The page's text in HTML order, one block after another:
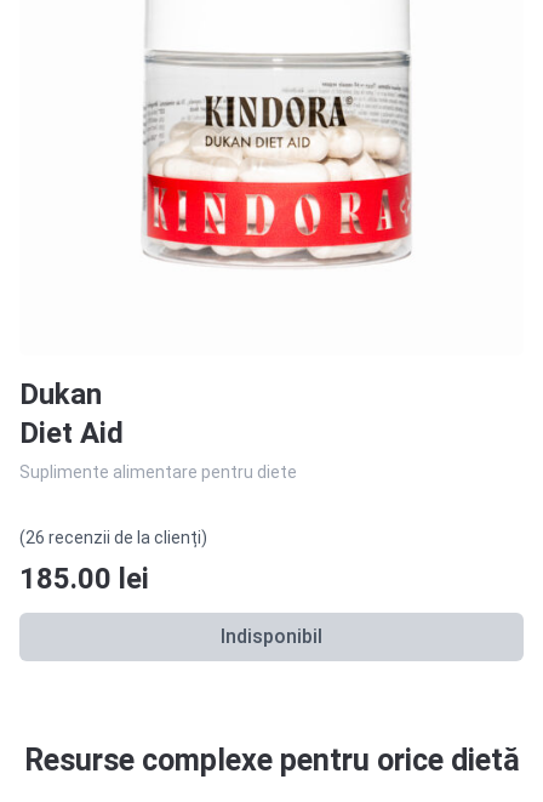
Dukan
Diet Aid
Suplimente alimentare pentru diete
(26 recenzii de la clienți)
185.00 lei
Indisponibil
Resurse complexe pentru orice dietă